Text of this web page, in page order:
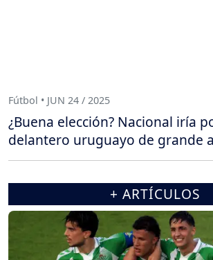
Fútbol • JUN 24 / 2025
¿Buena elección? Nacional iría
delantero uruguayo de grande
+ ARTÍCULOS